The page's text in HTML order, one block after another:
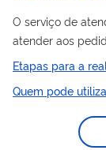
O serviço de
atender aos
correlatas e de
institutos da
conseguem
cientifico quer
para obtê-lo.
Etapas para a
Quem pode